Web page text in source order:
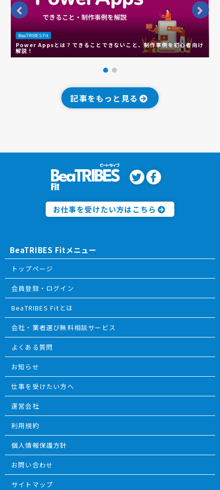
BeaTRIBES Fit
Power Appsとは？できることできないこと、制作事例を初心者向け
解説！
記事をもっと見る
お仕事を受けたい方はこちら
BeaTRIBES Fitメニュー
トップページ
会員登録・ログイン
BeaTRIBES Fitとは
会社・業者選び無料相談サービス
よくある質問
お知らせ
仕事を受けたい方へ
運営会社
利用規約
個人情報保護方針
お問い合わせ
サイトマップ